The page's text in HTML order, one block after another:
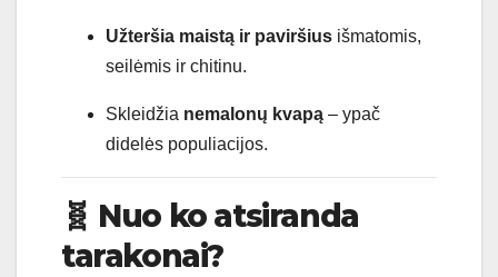
Užteršia maistą ir paviršius išmatomis,
seilėmis ir chitinu.
Skleidžia nemalonų kvapą – ypač
didelės populiacijos.
🧬 Nuo ko atsiranda
tarakonai?